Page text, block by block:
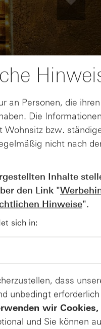
Wie lange bleibt
Rekordlaune? -
07.08.26
an Personen, die
Die
Wohnsitz bzw.
nicht nach
Inhalte
den Link "
Hinweise".
sich in:
dass
unbedingt
wir
und Sie können